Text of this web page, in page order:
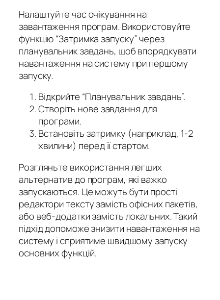
Налаштуйте час очікування на
завантаження програм. Використовуйте
функцію “Затримка запуску” через
планувальник завдань, щоб впорядкувати
навантаження на систему при першому
запуску.
Відкрийте “Планувальник завдань”.
Створіть нове завдання для
програми.
Встановіть затримку (наприклад, 1-2
хвилини) перед її стартом.
Розгляньте використання легших
альтернатив до програм, які важко
запускаються. Це можуть бути прості
редактори тексту замість офісних пакетів,
або веб-додатки замість локальних. Такий
підхід допоможе знизити навантаження на
систему і сприятиме швидшому запуску
основних функцій.